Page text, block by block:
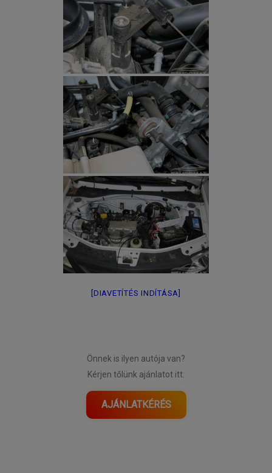
[DIAVETÍTÉS INDÍTÁSA]
Önnek is ilyen autója van?
Kérjen tőlünk ajánlatot itt:
AJÁNLATKÉRÉS